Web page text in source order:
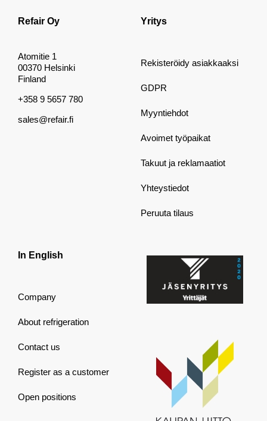
Refair Oy
Atomitie 1
00370 Helsinki
Finland
+358 9 5657 780
sales@refair.fi
Yritys
Rekisteröidy asiakkaaksi
GDPR
Myyntiehdot
Avoimet työpaikat
Takuut ja reklamaatiot
Yhteystiedot
Peruuta tilaus
In English
Company
About refrigeration
Contact us
Register as a customer
Open positions